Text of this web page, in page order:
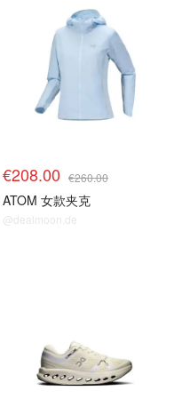
€208.00 €260.00
ATOM 女款夹克
@dealmoon.de